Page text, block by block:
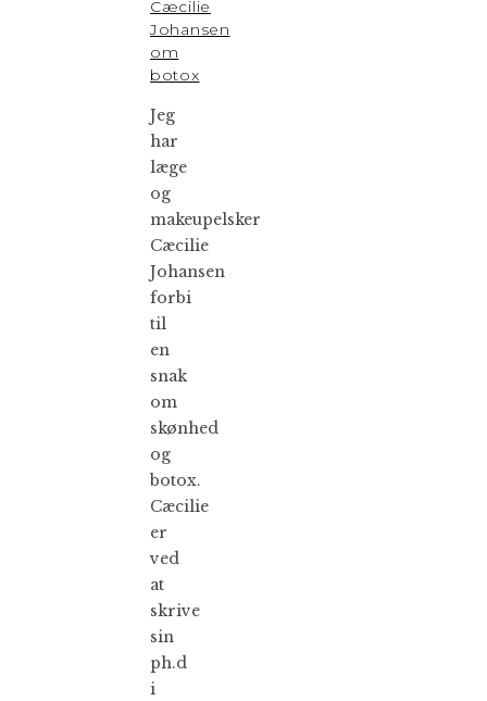
Cæcilie
Johansen
om
botox
Jeg
har
læge
og
makeupelsker
Cæcilie
Johansen
forbi
til
en
snak
om
skønhed
og
botox.
Cæcilie
er
ved
at
skrive
sin
ph.d
i